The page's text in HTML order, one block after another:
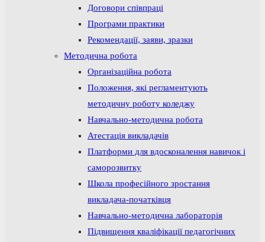
Договори співпраці
Програми практики
Рекомендації, заяви, зразки
Методична робота
Організаційна робота
Положення, які регламентують
методичну роботу коледжу
Навчально-методична робота
Атестація викладачів
Платформи для вдосконалення навичок і
саморозвитку
Школа професійного зростання
викладача-початківця
Навчально-методична лабораторія
Підвищення кваліфікації педагогічних